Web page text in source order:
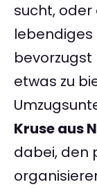
sucht, oder
lebendiges
bevorzugst
etwas zu
Kruse aus
dabei, den